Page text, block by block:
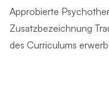
Approbierte
Zusatzbezeichnung
des Curriculums